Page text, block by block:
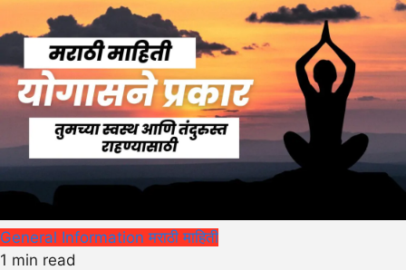
General Informationमराठी माहिती
1 min read